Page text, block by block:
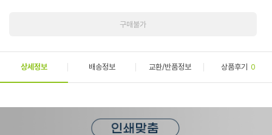
구매불가
상세정보 배송정보 교환/반품정보 상품후기 0